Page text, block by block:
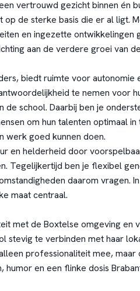
vertrouwd gezicht binnen én
op de sterke basis die er al ligt.
en ingezette ontwikkelingen
aan de verdere groei van
biedt ruimte voor autonomie
te nemen voor
de school. Daarbij ben je
om hun talenten optimaal
werk goed kunnen doen.
en helderheid door
Tegelijkertijd ben je flexibel
daarom vragen.
maat centraal.
met de Boxtelse omgeving en
stevig te verbinden met haar
professionaliteit mee, maar
humor en een flinke dosis